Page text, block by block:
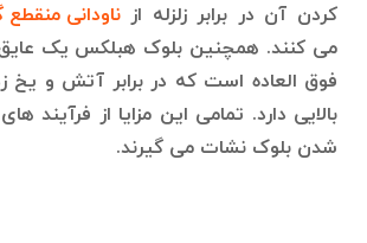
کردن آن در برابر زلزله ازناودانی منقطع
می کنند. همچنین بلوک هبلکس یک
فوق العاده است که در برابر آتش و یخ
بالایی دارد. تمامی این مزایا از فرآیند
شدن بلوک نشات می گیرند.